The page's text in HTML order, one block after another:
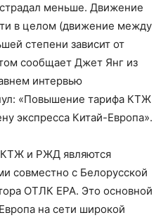
меньше. Движение
в целом (движение между
степени зависит от
сообщает Джет Янг из
интервью
«Повышение тарифа КТЖ
экспресса Китай-Европа».
КТЖ и РЖД являются
совместно с Белорусской
ОТЛК ЕРА. Это основной
на сети широкой